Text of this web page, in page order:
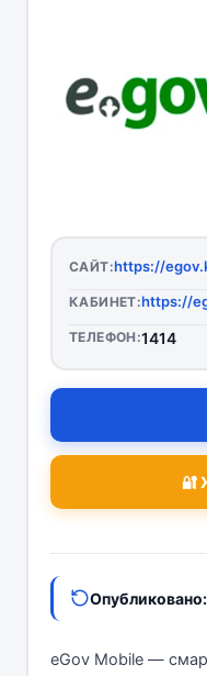
САЙТ:
КАБИНЕТ:
ТЕЛЕФОН:1414
🔐
Опубликовано:
eGov Mobile —